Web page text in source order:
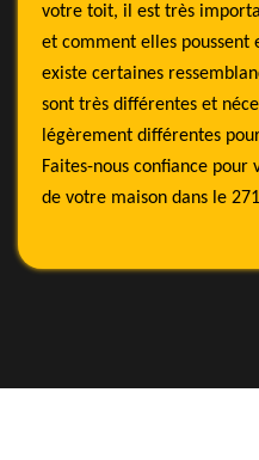
votre toit, il est très
et comment elles poussent
existe certaines
sont très différentes et
légèrement différentes
Faites-nous confiance
de votre maison dans le